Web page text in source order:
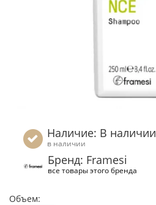
Наличие: В наличии
в наличии
Бренд: Framesi
все товары этого бренда
Объем: